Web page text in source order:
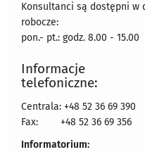
Konsultanci są dostępni w
robocze:
pon.- pt.: godz. 8.00 - 15.00
Informacje
telefoniczne:
Centrala: +48 52 36 69 390
Fax:
+48 52 36 69 356
Informatorium: